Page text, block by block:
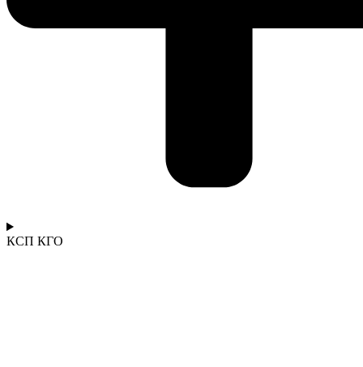
КСП КГО